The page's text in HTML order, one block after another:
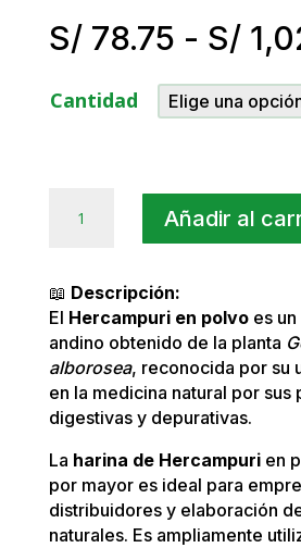
S/78.75 - S/
Cantidad
Hercampuri
al
por
Mayor
cantidad
Añadir al
📖 Descripción:
El Hercampuri en polvoes un
andino obtenido de la planta
alborosea, reconocida por su
en la medicina natural por sus
digestivas y depurativas.
La harina de Hercampurien
por mayor es ideal para
distribuidores y elaboración
naturales. Es ampliamente